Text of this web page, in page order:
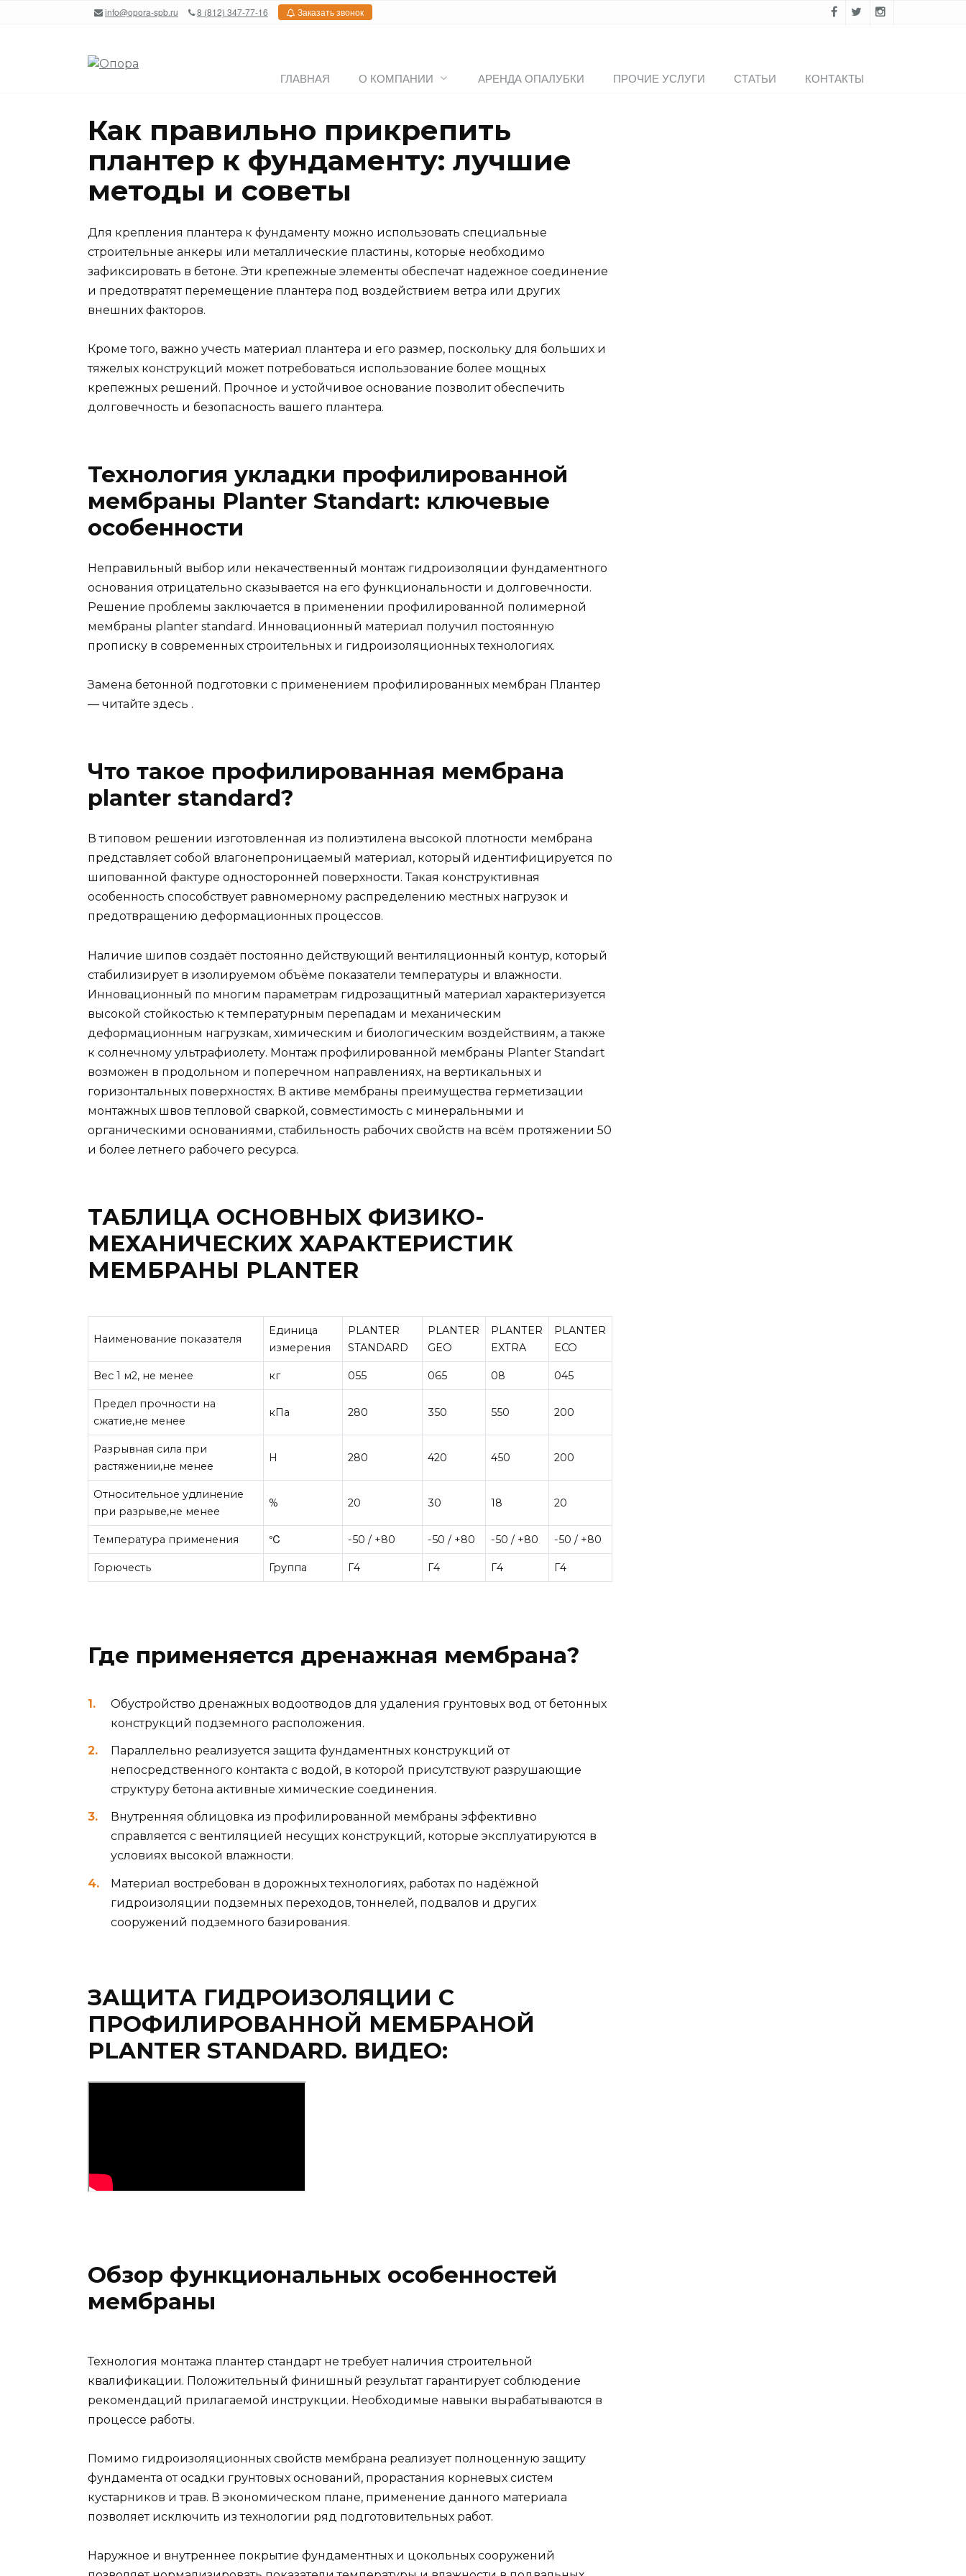
info@opora-spb.ru 8 (812) 347-77-16 Заказать звонок
ГЛАВНАЯ О КОМПАНИИ АРЕНДА ОПАЛУБКИ ПРОЧИЕ УСЛУГИ СТАТЬИ КОНТАКТЫ
Как правильно прикрепить
плантер к фундаменту: лучшие
методы и советы
Для крепления плантера к фундаменту можно использовать специальные
строительные анкеры или металлические пластины, которые необходимо
зафиксировать в бетоне. Эти крепежные элементы обеспечат надежное соединение
и предотвратят перемещение плантера под воздействием ветра или других
внешних факторов.
Кроме того, важно учесть материал плантера и его размер, поскольку для больших и
тяжелых конструкций может потребоваться использование более мощных
крепежных решений. Прочное и устойчивое основание позволит обеспечить
долговечность и безопасность вашего плантера.
Технология укладки профилированной
мембраны Planter Standart: ключевые
особенности
Неправильный выбор или некачественный монтаж гидроизоляции фундаментного
основания отрицательно сказывается на его функциональности и долговечности.
Решение проблемы заключается в применении профилированной полимерной
мембраны planter standard. Инновационный материал получил постоянную
прописку в современных строительных и гидроизоляционных технологиях.
Замена бетонной подготовки с применением профилированных мембран Плантер
— читайте здесь .
Что такое профилированная мембрана
planter standard?
В типовом решении изготовленная из полиэтилена высокой плотности мембрана
представляет собой влагонепроницаемый материал, который идентифицируется по
шипованной фактуре односторонней поверхности. Такая конструктивная
особенность способствует равномерному распределению местных нагрузок и
предотвращению деформационных процессов.
Наличие шипов создаёт постоянно действующий вентиляционный контур, который
стабилизирует в изолируемом объёме показатели температуры и влажности.
Инновационный по многим параметрам гидрозащитный материал характеризуется
высокой стойкостью к температурным перепадам и механическим
деформационным нагрузкам, химическим и биологическим воздействиям, а также
к солнечному ультрафиолету. Монтаж профилированной мембраны Planter Standart
возможен в продольном и поперечном направлениях, на вертикальных и
горизонтальных поверхностях. В активе мембраны преимущества герметизации
монтажных швов тепловой сваркой, совместимость с минеральными и
органическими основаниями, стабильность рабочих свойств на всём протяжении 50
и более летнего рабочего ресурса.
ТАБЛИЦА ОСНОВНЫХ ФИЗИКО-
МЕХАНИЧЕСКИХ ХАРАКТЕРИСТИК
МЕМБРАНЫ PLANTER
Наименование показателя
Единица
измерения
PLANTER
STANDARD
PLANTER
GEO
PLANTER
EXTRA
PLANTER
ECO
Вес 1 м2, не менее кг 055 065 08 045
Предел прочности на
сжатие,не менее
кПа 280 350 550 200
Разрывная сила при
растяжении,не менее
Н 280 420 450 200
Относительное удлинение
при разрыве,не менее
% 20 30 18 20
Температура применения ℃ -50 / +80 -50 / +80 -50 / +80 -50 / +80
Горючесть Группа Г4 Г4 Г4 Г4
Где применяется дренажная мембрана?
Обустройство дренажных водоотводов для удаления грунтовых вод от бетонных
конструкций подземного расположения.
Параллельно реализуется защита фундаментных конструкций от
непосредственного контакта с водой, в которой присутствуют разрушающие
структуру бетона активные химические соединения.
Внутренняя облицовка из профилированной мембраны эффективно
справляется с вентиляцией несущих конструкций, которые эксплуатируются в
условиях высокой влажности.
Материал востребован в дорожных технологиях, работах по надёжной
гидроизоляции подземных переходов, тоннелей, подвалов и других
сооружений подземного базирования.
ЗАЩИТА ГИДРОИЗОЛЯЦИИ С
ПРОФИЛИРОВАННОЙ МЕМБРАНОЙ
PLANTER STANDARD. ВИДЕО:
Обзор функциональных особенностей
мембраны
Технология монтажа плантер стандарт не требует наличия строительной
квалификации. Положительный финишный результат гарантирует соблюдение
рекомендаций прилагаемой инструкции. Необходимые навыки вырабатываются в
процессе работы.
Помимо гидроизоляционных свойств мембрана реализует полноценную защиту
фундамента от осадки грунтовых оснований, прорастания корневых систем
кустарников и трав. В экономическом плане, применение данного материала
позволяет исключить из технологии ряд подготовительных работ.
Наружное и внутреннее покрытие фундаментных и цокольных сооружений